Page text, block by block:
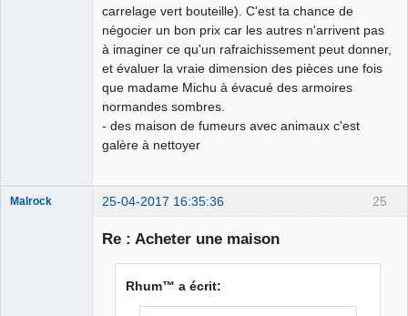
carrelage vert bouteille). C'est ta chance de
négocier un bon prix car les autres n'arrivent pas
à imaginer ce qu'un rafraichissement peut donner,
et évaluer la vraie dimension des pièces une fois
que madame Michu à évacué des armoires
normandes sombres.
- des maison de fumeurs avec animaux c'est
galère à nettoyer
25
Malrock 25-04-2017 16:35:36
Re : Acheter une maison
Rhum™ a écrit: